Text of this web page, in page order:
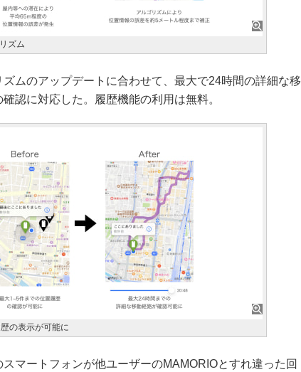
ズム
ムのアップデートに合わせて、最大で24時間の詳細な移
認に対応した。履歴機能の利用は無料。
の表示が可能に
マートフォンが他ユーザーのMAMORIOとすれ違った回